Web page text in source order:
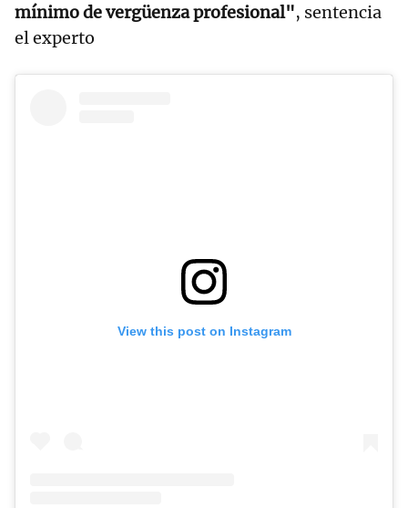
mínimo de vergüenza profesional", sentencia
el experto
View this post on Instagram